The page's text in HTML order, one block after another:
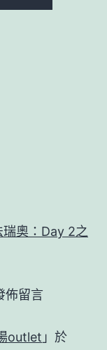
奧：Day 2之
佈留言
outlet 」於